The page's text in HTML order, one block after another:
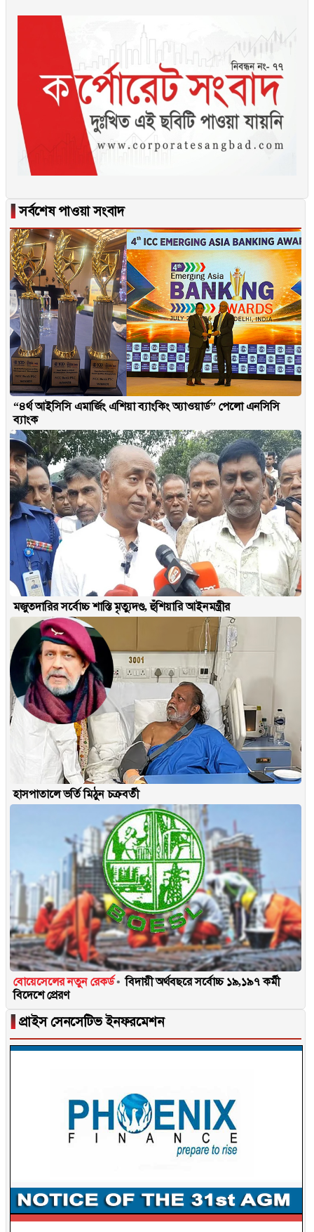
▐সর্বশেষ পাওয়া সংবাদ
“৪র্থ আইসিসি এমার্জিং এশিয়া ব্যাংকিং অ্যাওয়ার্ড” পেলো এনসিসি
ব্যাংক
মজুতদারির সর্বোচ্চ শাস্তি মৃত্যুদণ্ড, হুঁশিয়ারি আইনমন্ত্রীর
হাসপাতালে ভর্তি মিঠুন চক্রবর্তী
বোয়েসেলের নতুন রেকর্ড
বিদায়ী অর্থবছরে সর্বোচ্চ ১৯,১৯৭ কর্মী
বিদেশে প্রেরণ
▐ প্রাইস সেনসেটিভ ইনফরমেশন